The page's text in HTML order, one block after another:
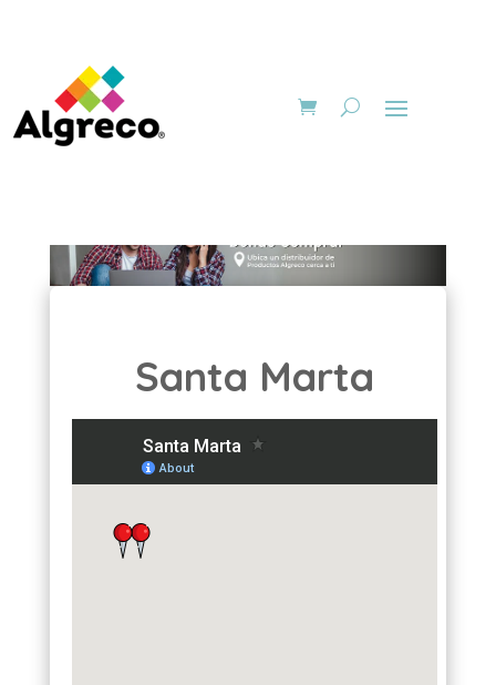
Santa Marta